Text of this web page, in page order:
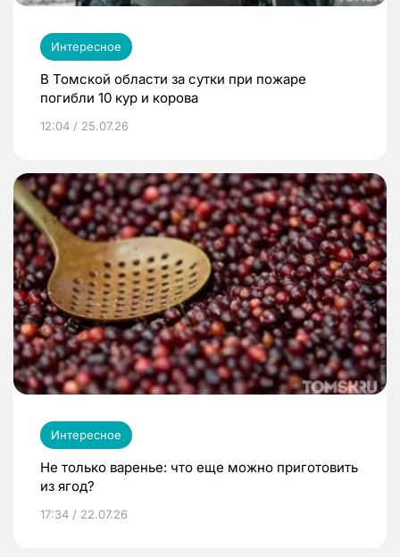
Интересное
В Томской области за сутки при пожаре
погибли 10 кур и корова
12:04 / 25.07.26
Интересное
Не только варенье: что еще можно приготовить
из ягод?
17:34 / 22.07.26